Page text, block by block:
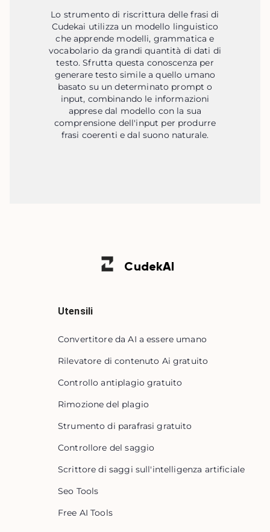
Lo strumento di riscrittura delle frasi di
Cudekai utilizza un modello linguistico
che apprende modelli, grammatica e
vocabolario da grandi quantità di dati di
testo. Sfrutta questa conoscenza per
generare testo simile a quello umano
basato su un determinato prompt o
input, combinando le informazioni
apprese dal modello con la sua
comprensione dell'input per produrre
frasi coerenti e dal suono naturale.
CudekAI
Utensili
Convertitore da AI a essere umano
Rilevatore di contenuto Ai gratuito
Controllo antiplagio gratuito
Rimozione del plagio
Strumento di parafrasi gratuito
Controllore del saggio
Scrittore di saggi sull'intelligenza artificiale
Seo Tools
Free AI Tools